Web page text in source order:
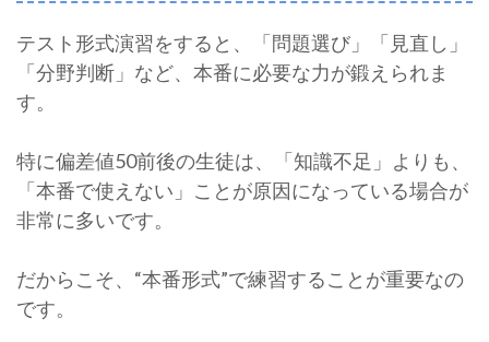
テスト形式演習をすると、「問題選び」「見直し」
「分野判断」など、本番に必要な力が鍛えられま
す。
特に偏差値50前後の生徒は、「知識不足」よりも、
「本番で使えない」ことが原因になっている場合が
非常に多いです。
だからこそ、“本番形式”で練習することが重要なの
です。